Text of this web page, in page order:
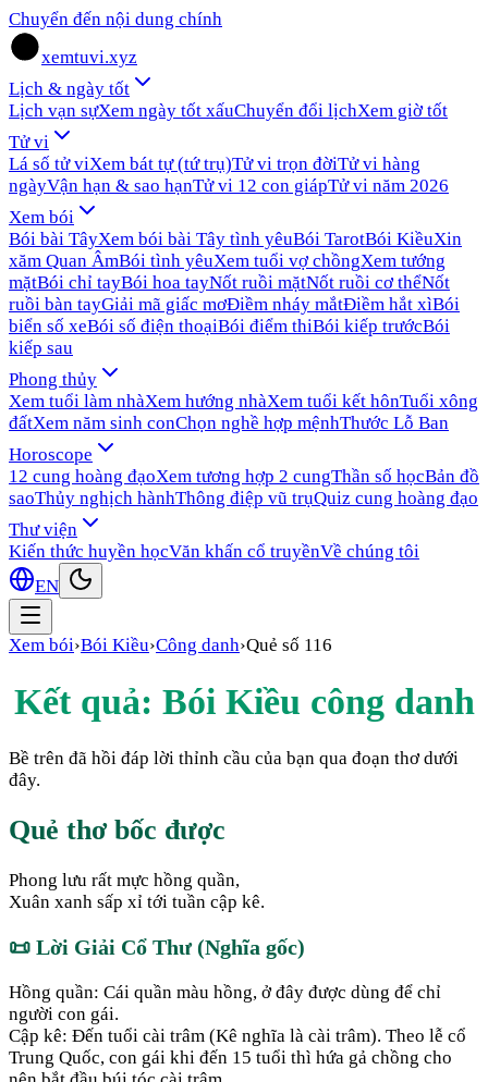
Chuyển đến nội dung chính
xemtuvi.xyz
Lịch & ngày tốt
Lịch vạn sựXem ngày tốt xấuChuyển đổi lịchXem giờ tốt
Tử vi
Lá số tử viXem bát tự (tứ trụ)Tử vi trọn đờiTử vi hàng
ngàyVận hạn & sao hạnTử vi 12 con giápTử vi năm 2026
Xem bói
Bói bài TâyXem bói bài Tây tình yêuBói TarotBói KiềuXin
xăm Quan ÂmBói tình yêuXem tuổi vợ chồngXem tướng
mặtBói chỉ tayBói hoa tayNốt ruồi mặtNốt ruồi cơ thểNốt
ruồi bàn tayGiải mã giấc mơĐiềm nháy mắtĐiềm hắt xìBói
biển số xeBói số điện thoạiBói điểm thiBói kiếp trướcBói
kiếp sau
Phong thủy
Xem tuổi làm nhàXem hướng nhàXem tuổi kết hônTuổi xông
đấtXem năm sinh conChọn nghề hợp mệnhThước Lỗ Ban
Horoscope
12 cung hoàng đạoXem tương hợp 2 cungThần số họcBản đồ
saoThủy nghịch hànhThông điệp vũ trụQuiz cung hoàng đạo
Thư viện
Kiến thức huyền họcVăn khấn cổ truyềnVề chúng tôi
EN
Xem bói›Bói Kiều›Công danh›Quẻ số 116
Kết quả: Bói Kiều công danh
Bề trên đã hồi đáp lời thỉnh cầu của bạn qua đoạn thơ dưới
đây.
Quẻ thơ bốc được
Phong lưu rất mực hồng quần,
Xuân xanh sấp xỉ tới tuần cập kê.
📜 Lời Giải Cổ Thư (Nghĩa gốc)
Hồng quần: Cái quần màu hồng, ở đây được dùng để chỉ
người con gái.
Cập kê: Đến tuổi cài trâm (Kê nghĩa là cài trâm). Theo lễ cổ
Trung Quốc, con gái khi đến 15 tuổi thì hứa gả chồng cho